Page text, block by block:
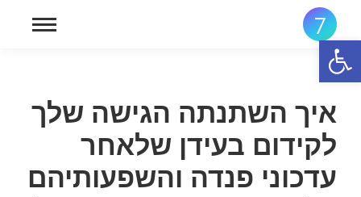
פתח סרגל נגישות
איך השתנתה הגישה שלך
לקידום בעידן שלאחר
עדכוני פנדה והשפעותיהם